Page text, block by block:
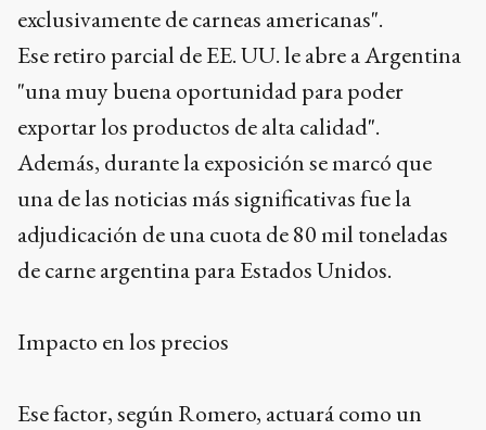
exclusivamente de carneas americanas".
Ese retiro parcial de EE. UU. le abre a Argentina
"una muy buena oportunidad para poder
exportar los productos de alta calidad".
Además, durante la exposición se marcó que
una de las noticias más significativas fue la
adjudicación de una cuota de 80 mil toneladas
de carne argentina para Estados Unidos.
Impacto en los precios
Ese factor, según Romero, actuará como un